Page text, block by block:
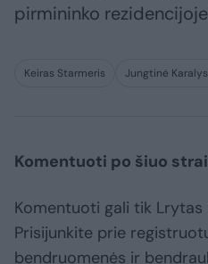
pirmininko
Keiras Starmeris Jungtinė
Komentuoti po šiuo
Komentuoti gali tik
Prisijunkite prie
bendruomenės ir